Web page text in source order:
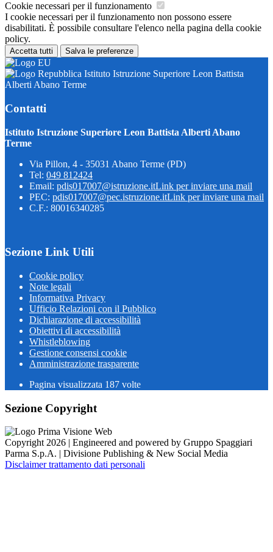
Cookie necessari per il funzionamento
I cookie necessari per il funzionamento non possono essere
disabilitati. È possibile consultare l'elenco nella pagina della cookie
policy.
Accetta tutti Salva le preferenze
Istituto Istruzione Superiore Leon Battista
Alberti Abano Terme
Contatti
Istituto Istruzione Superiore Leon Battista Alberti Abano
Terme
Via Pillon, 4 - 35031 Abano Terme (PD)
Tel: 049 812424
Email: pdis017007@istruzione.itLink per inviare una mail
PEC: pdis017007@pec.istruzione.itLink per inviare una mail
C.F.: 80016340285
Sezione Link Utili
Cookie policy
Note legali
Informativa Privacy
Ufficio Relazioni con il Pubblico
Dichiarazione di accessibilità
Obiettivi di accessibilità
Whistleblowing
Gestione consensi cookie
Amministrazione trasparente
Pagina visualizzata 187 volte
Sezione Copyright
Copyright 2026 | Engineered and powered by Gruppo Spaggiari
Parma S.p.A. | Divisione Publishing & New Social Media
Disclaimer trattamento dati personali